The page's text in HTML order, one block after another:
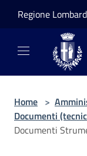
Regione
Home >
Documenti
Documenti